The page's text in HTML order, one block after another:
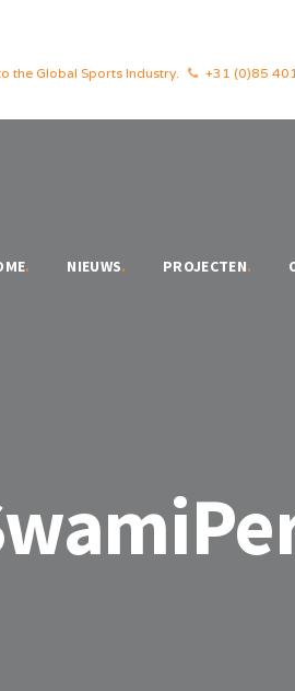
the Global Sports Industry. +31 (0)85
. NIEUWS. PROJECTEN.